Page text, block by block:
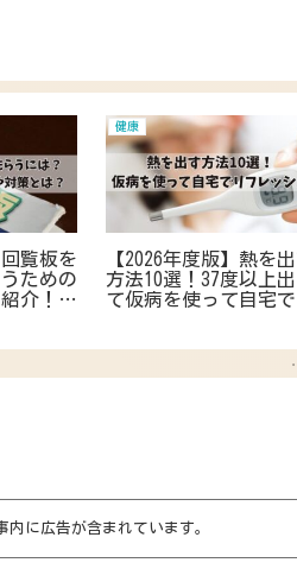
回覧板を
ための
介！遅
健康
【2026年度版】熱を
方法10選！37度以上
て仮病を使って自宅で
内に広告が含まれています。